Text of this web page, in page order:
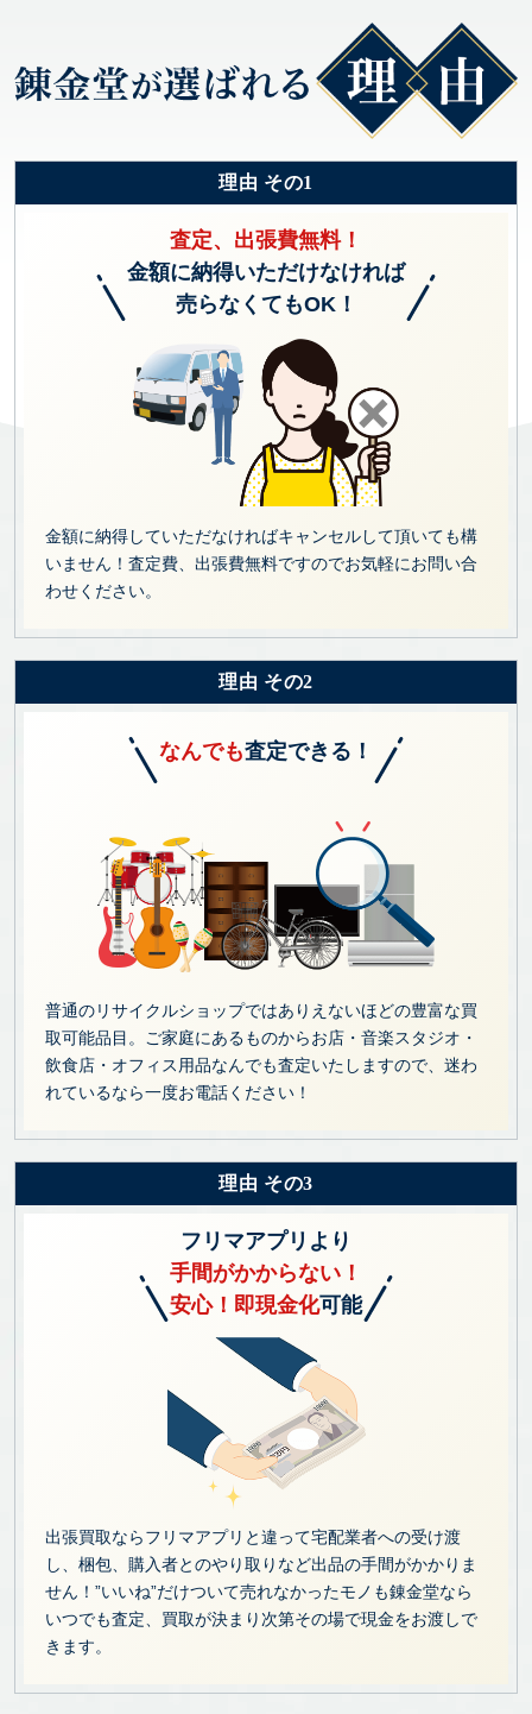
理由 その1
査定、出張費無料！
金額に納得いただけなければ
売らなくてもOK！
金額に納得していただなければキャンセルして頂いても構
いません！査定費、出張費無料ですのでお気軽にお問い合
わせください。
理由 その2
なんでも査定できる！
普通のリサイクルショップではありえないほどの豊富な買
取可能品目。ご家庭にあるものからお店・音楽スタジオ・
飲食店・オフィス用品なんでも査定いたしますので、迷わ
れているなら一度お電話ください！
理由 その3
フリマアプリより
手間がかからない！
安心！即現金化可能
出張買取ならフリマアプリと違って宅配業者への受け渡
し、梱包、購入者とのやり取りなど出品の手間がかかりま
せん！”いいね”だけついて売れなかったモノも錬金堂なら
いつでも査定、買取が決まり次第その場で現金をお渡しで
きます。